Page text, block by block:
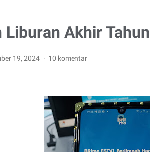
Liburan Akhir
19, 2024 10 komentar